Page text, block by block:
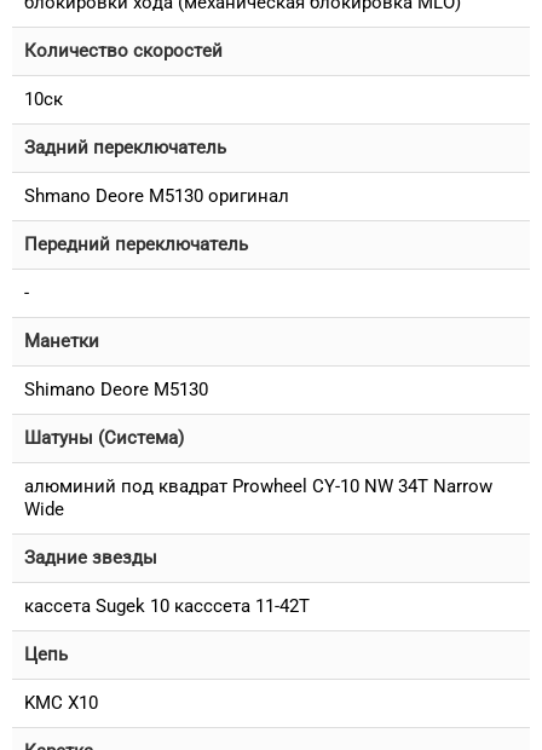
Количество скоростей
10ск
Задний переключатель
Shmano Deore M5130 оригинал
Передний переключатель
-
Манетки
Shimano Deore M5130
Шатуны (Система)
алюминий под квадрат Prowheel CY-10 NW 34T Narrow
Wide
Задние звезды
кассета Sugek 10 касссета 11-42T
Цепь
KMC X10